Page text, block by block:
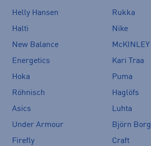
Helly Hansen
Rukka
Halti
Nike
New Balance
McKINLEY
Energetics
Kari Traa
Hoka
Puma
Röhnisch
Haglöfs
Asics
Luhta
Under Armour
Björn Borg
Firefly
Craft